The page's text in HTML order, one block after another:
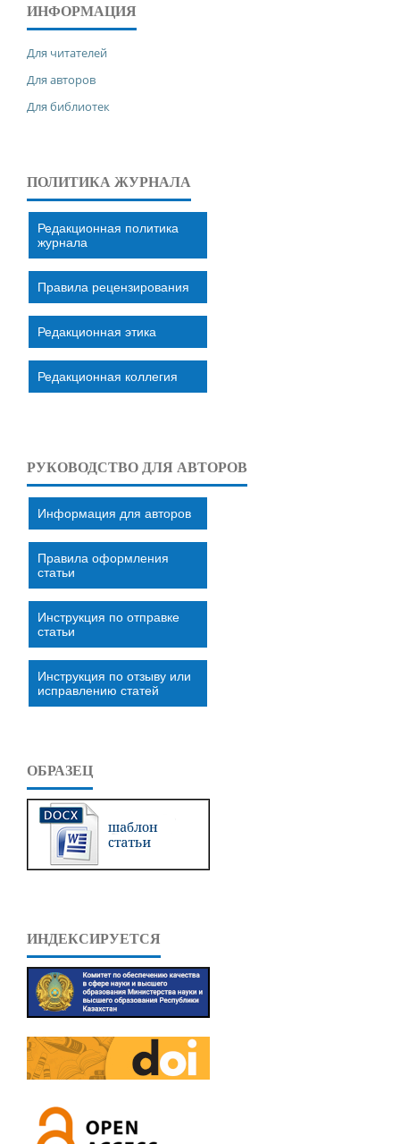
ИНФОРМАЦИЯ
Для читателей
Для авторов
Для библиотек
ПОЛИТИКА ЖУРНАЛА
Редакционная политика
журнала
Правила рецензирования
Редакционная этика
Редакционная коллегия
РУКОВОДСТВО ДЛЯ АВТОРОВ
Информация для авторов
Правила оформления
статьи
Инструкция по отправке
статьи
Инструкция по отзыву или
исправлению статей
ОБРАЗЕЦ
ИНДЕКСИРУЕТСЯ